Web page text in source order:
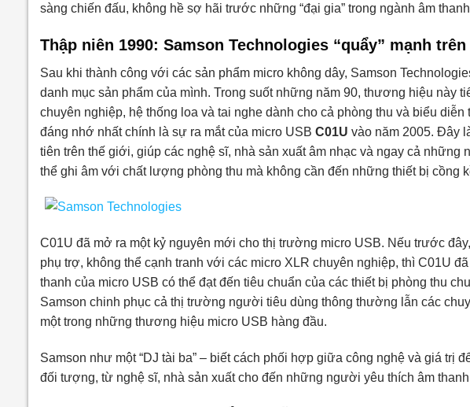
sàng chiến đấu, không hề sợ hãi trước những “đại gia” trong ngành âm
Thập niên 1990: Samson Technologies “quẩy” mạnh
Sau khi thành công với các sản phẩm micro không dây, Samson
danh mục sản phẩm của mình. Trong suốt những năm 90, thương hiệu này
chuyên nghiệp, hệ thống loa và tai nghe dành cho cả phòng thu và biểu
đáng nhớ nhất chính là sự ra mắt của micro USB C01U vào năm 2005. Đây
tiên trên thế giới, giúp các nghệ sĩ, nhà sản xuất âm nhạc và ngay cả những
thể ghi âm với chất lượng phòng thu mà không cần đến những thiết bị cồng
C01U đã mở ra một kỷ nguyên mới cho thị trường micro USB. Nếu trước
phụ trợ, không thể cạnh tranh với các micro XLR chuyên nghiệp, thì C01U
thanh của micro USB có thể đạt đến tiêu chuẩn của các thiết bị phòng thu
Samson chinh phục cả thị trường người tiêu dùng thông thường lẫn các
một trong những thương hiệu micro USB hàng đầu.
Samson như một “DJ tài ba” – biết cách phối hợp giữa công nghệ và giá trị
đối tượng, từ nghệ sĩ, nhà sản xuất cho đến những người yêu thích âm